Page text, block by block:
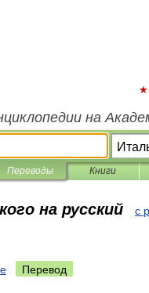
на
Переводы Книги
на русский с
Перевод